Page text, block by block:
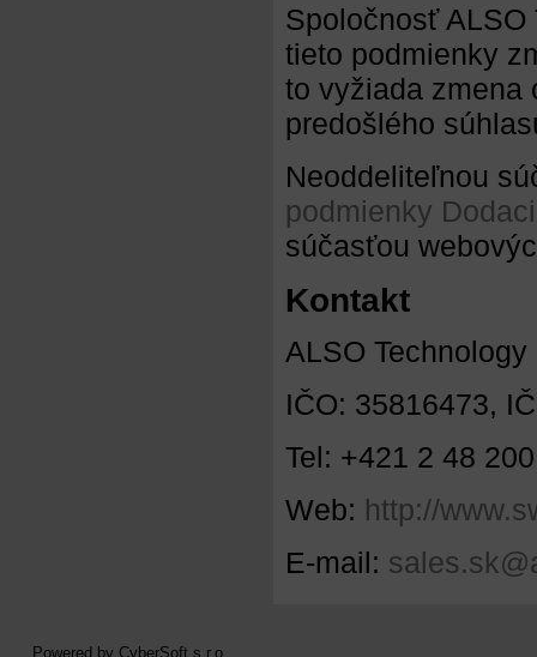
Spoločnosť ALSO
tieto podmienky
to vyžiada zmena
predošlého
Neoddeliteľnou
podmienky
súčasťou
Kontakt
ALSO
IČO: 35816473,
Tel: +421 2 48
Web: http://
E-mail:
Powered by CyberSoft s.r.o.